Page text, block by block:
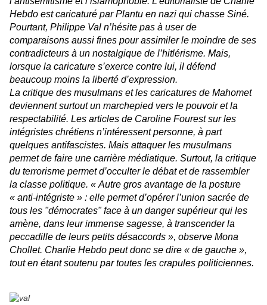
Hebdo est caricaturé par Plantu en nazi qui chasse Siné.
Pourtant, Philippe Val n’hésite pas à user de
comparaisons aussi fines pour assimiler le moindre de ses
contradicteurs à un nostalgique de l’hitlérisme. Mais,
lorsque la caricature s’exerce contre lui, il défend
beaucoup moins la liberté d’expression.
La critique des musulmans et les caricatures de Mahomet
deviennent surtout un marchepied vers le pouvoir et la
respectabilité. Les articles de Caroline Fourest sur les
intégristes chrétiens n’intéressent personne, à part
quelques antifascistes. Mais attaquer les musulmans
permet de faire une carrière médiatique. Surtout, la critique
du terrorisme permet d’occulter le débat et de rassembler
la classe politique. « Autre gros avantage de la posture
« anti-intégriste » : elle permet d’opérer l’union sacrée de
tous les "démocrates" face à un danger supérieur qui les
amène, dans leur immense sagesse, à transcender la
peccadille de leurs petits désaccords », observe Mona
Chollet. Charlie Hebdo peut donc se dire « de gauche »,
tout en étant soutenu par toutes les crapules politiciennes.